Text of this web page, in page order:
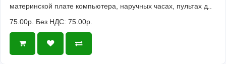
материнской плате компьютера, наручных часах, пультах д..
75.00р. Без НДС: 75.00р.